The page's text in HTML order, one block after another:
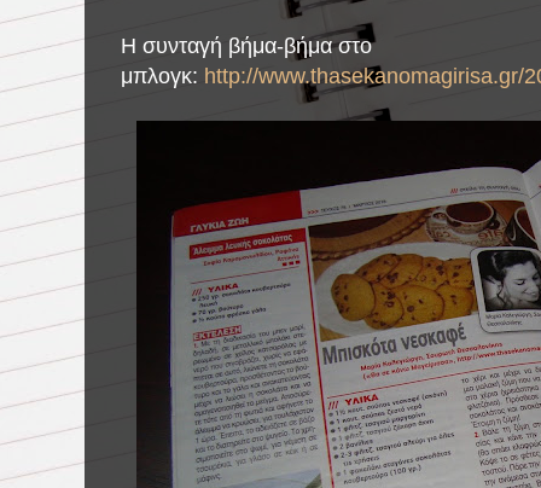
Η συνταγή βήμα-βήμα στο
μπλογκ: http://www.thasekanomagirisa.gr/